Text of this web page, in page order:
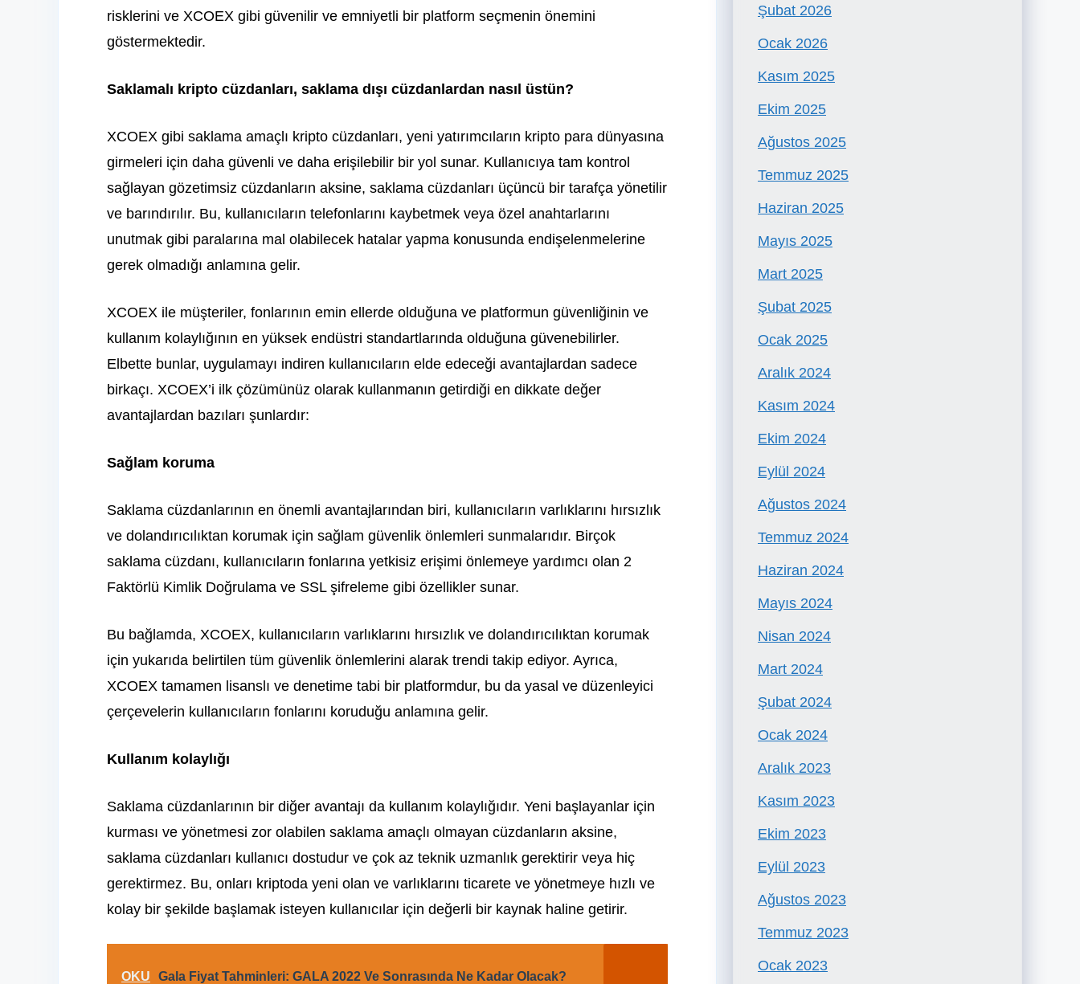
risklerini ve XCOEX gibi güvenilir ve emniyetli bir platform seçmenin önemini
göstermektedir.
Saklamalı kripto cüzdanları, saklama dışı cüzdanlardan nasıl üstün?
XCOEX gibi saklama amaçlı kripto cüzdanları, yeni yatırımcıların kripto para dünyasına
girmeleri için daha güvenli ve daha erişilebilir bir yol sunar. Kullanıcıya tam kontrol
sağlayan gözetimsiz cüzdanların aksine, saklama cüzdanları üçüncü bir tarafça yönetilir
ve barındırılır. Bu, kullanıcıların telefonlarını kaybetmek veya özel anahtarlarını
unutmak gibi paralarına mal olabilecek hatalar yapma konusunda endişelenmelerine
gerek olmadığı anlamına gelir.
XCOEX ile müşteriler, fonlarının emin ellerde olduğuna ve platformun güvenliğinin ve
kullanım kolaylığının en yüksek endüstri standartlarında olduğuna güvenebilirler.
Elbette bunlar, uygulamayı indiren kullanıcıların elde edeceği avantajlardan sadece
birkaçı. XCOEX’i ilk çözümünüz olarak kullanmanın getirdiği en dikkate değer
avantajlardan bazıları şunlardır:
Sağlam koruma
Saklama cüzdanlarının en önemli avantajlarından biri, kullanıcıların varlıklarını hırsızlık
ve dolandırıcılıktan korumak için sağlam güvenlik önlemleri sunmalarıdır. Birçok
saklama cüzdanı, kullanıcıların fonlarına yetkisiz erişimi önlemeye yardımcı olan 2
Faktörlü Kimlik Doğrulama ve SSL şifreleme gibi özellikler sunar.
Bu bağlamda, XCOEX, kullanıcıların varlıklarını hırsızlık ve dolandırıcılıktan korumak
için yukarıda belirtilen tüm güvenlik önlemlerini alarak trendi takip ediyor. Ayrıca,
XCOEX tamamen lisanslı ve denetime tabi bir platformdur, bu da yasal ve düzenleyici
çerçevelerin kullanıcıların fonlarını koruduğu anlamına gelir.
Kullanım kolaylığı
Saklama cüzdanlarının bir diğer avantajı da kullanım kolaylığıdır. Yeni başlayanlar için
kurması ve yönetmesi zor olabilen saklama amaçlı olmayan cüzdanların aksine,
saklama cüzdanları kullanıcı dostudur ve çok az teknik uzmanlık gerektirir veya hiç
gerektirmez. Bu, onları kriptoda yeni olan ve varlıklarını ticarete ve yönetmeye hızlı ve
kolay bir şekilde başlamak isteyen kullanıcılar için değerli bir kaynak haline getirir.
OKU Gala Fiyat Tahminleri: GALA 2022 Ve Sonrasında Ne Kadar Olacak?
Şubat 2026
Ocak 2026
Kasım 2025
Ekim 2025
Ağustos 2025
Temmuz 2025
Haziran 2025
Mayıs 2025
Mart 2025
Şubat 2025
Ocak 2025
Aralık 2024
Kasım 2024
Ekim 2024
Eylül 2024
Ağustos 2024
Temmuz 2024
Haziran 2024
Mayıs 2024
Nisan 2024
Mart 2024
Şubat 2024
Ocak 2024
Aralık 2023
Kasım 2023
Ekim 2023
Eylül 2023
Ağustos 2023
Temmuz 2023
Ocak 2023